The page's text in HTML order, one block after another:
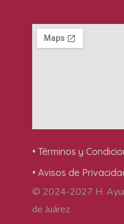
• Términos y
• Avisos de
© 2024-2027 H.
de Juárez.